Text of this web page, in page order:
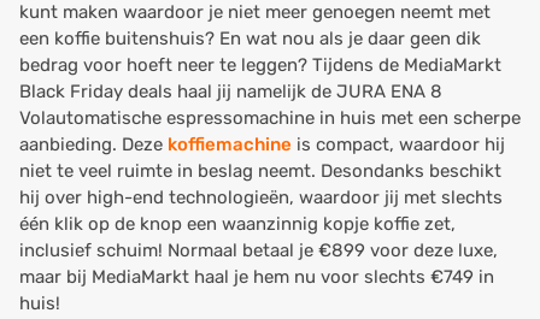
kunt maken waardoor je niet meer genoegen neemt met
een koffie buitenshuis? En wat nou als je daar geen dik
bedrag voor hoeft neer te leggen? Tijdens de MediaMarkt
Black Friday deals haal jij namelijk de JURA ENA 8
Volautomatische espressomachine in huis met een scherpe
aanbieding. Deze koffiemachine is compact, waardoor hij
niet te veel ruimte in beslag neemt. Desondanks beschikt
hij over high-end technologieën, waardoor jij met slechts
één klik op de knop een waanzinnig kopje koffie zet,
inclusief schuim! Normaal betaal je €899 voor deze luxe,
maar bij MediaMarkt haal je hem nu voor slechts €749 in
huis!